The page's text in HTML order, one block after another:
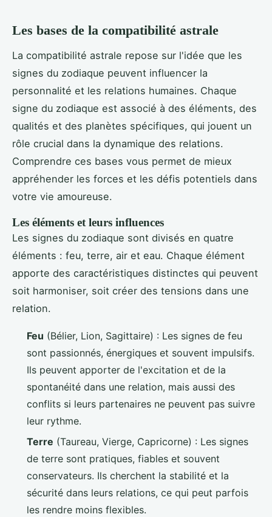
Les bases de la compatibilité astrale
La compatibilité astrale repose sur l'idée que les
signes du zodiaque peuvent influencer la
personnalité et les relations humaines. Chaque
signe du zodiaque est associé à des éléments, des
qualités et des planètes spécifiques, qui jouent un
rôle crucial dans la dynamique des relations.
Comprendre ces bases vous permet de mieux
appréhender les forces et les défis potentiels dans
votre vie amoureuse.
Les éléments et leurs influences
Les signes du zodiaque sont divisés en quatre
éléments : feu, terre, air et eau. Chaque élément
apporte des caractéristiques distinctes qui peuvent
soit harmoniser, soit créer des tensions dans une
relation.
Feu (Bélier, Lion, Sagittaire) : Les signes de feu
sont passionnés, énergiques et souvent impulsifs.
Ils peuvent apporter de l'excitation et de la
spontanéité dans une relation, mais aussi des
conflits si leurs partenaires ne peuvent pas suivre
leur rythme.
Terre (Taureau, Vierge, Capricorne) : Les signes
de terre sont pratiques, fiables et souvent
conservateurs. Ils cherchent la stabilité et la
sécurité dans leurs relations, ce qui peut parfois
les rendre moins flexibles.